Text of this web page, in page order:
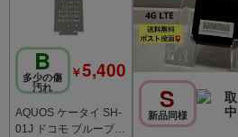
B
多少の傷
汚れ
￥5,400
AQUOS ケータイ SH-
01J ドコモ ブルーブラ
S
新品同様